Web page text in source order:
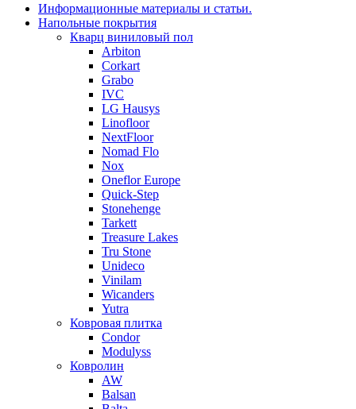
Информационные материалы и статьи.
Напольные покрытия
Кварц виниловый пол
Arbiton
Corkart
Grabo
IVC
LG Hausys
Linofloor
NextFloor
Nomad Flo
Nox
Oneflor Europe
Quick-Step
Stonehenge
Tarkett
Treasure Lakes
Tru Stone
Unideco
Vinilam
Wicanders
Yutra
Ковровая плитка
Condor
Modulyss
Ковролин
AW
Balsan